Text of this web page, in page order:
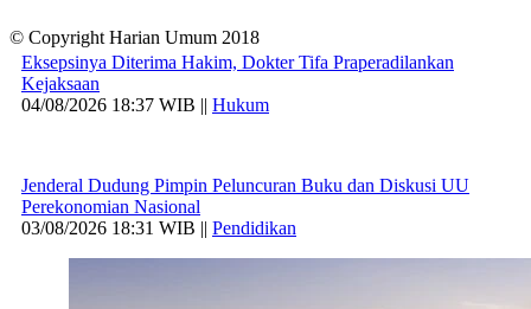
Eksepsinya Diterima Hakim, Dokter Tifa Praperadilankan
Kejaksaan
04/08/2026 18:37 WIB || Hukum
Jenderal Dudung Pimpin Peluncuran Buku dan Diskusi UU
Perekonomian Nasional
03/08/2026 18:31 WIB || Pendidikan
© Copyright Harian Umum 2018